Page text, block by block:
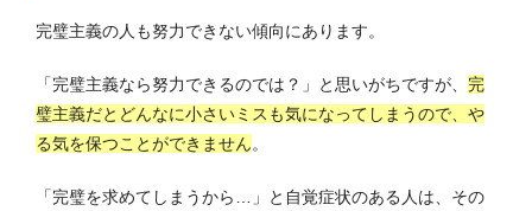
完璧主義の人も努力できない傾向にあります。
「完璧主義なら努力できるのでは？」と思いがちですが、 完
璧主義だとどんなに小さいミスも気になってしまうので、や
る気を保つことができません。
「完璧を求めてしまうから…」と自覚症状のある人は、その